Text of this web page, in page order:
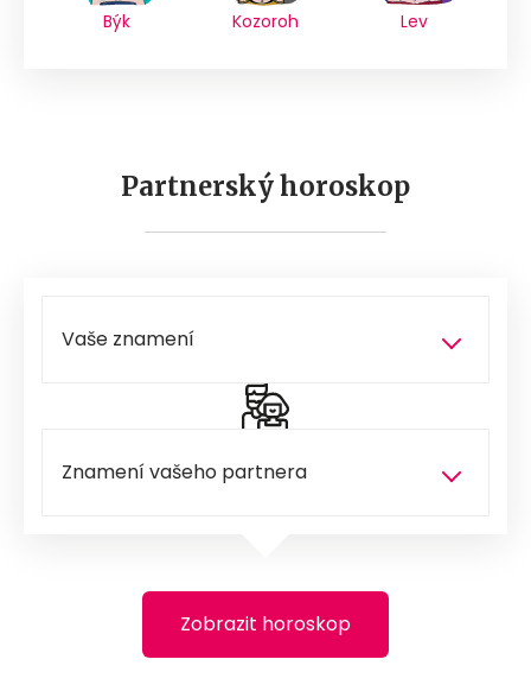
Býk Kozoroh Lev
Partnerský horoskop
Zobrazit horoskop